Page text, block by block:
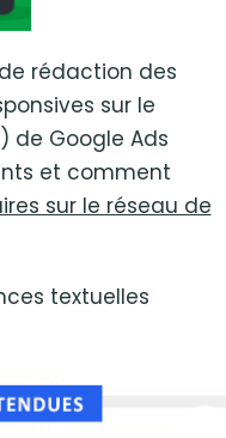
rédaction des
sur le
de Google Ads
et comment
sur le réseau de
textuelles